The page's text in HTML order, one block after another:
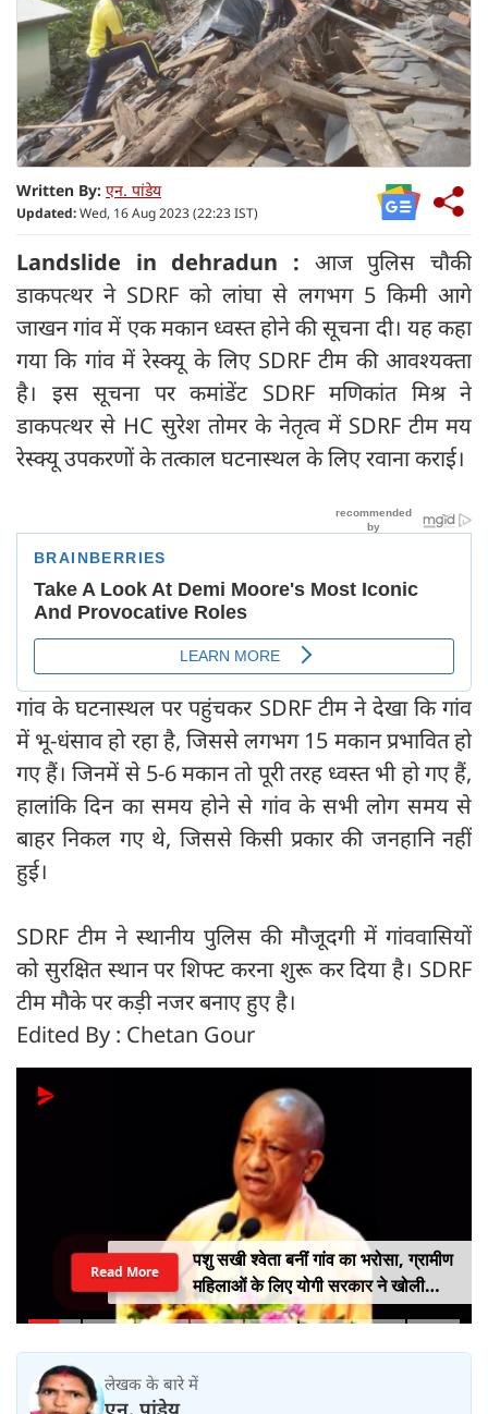
Written By: एन. पांडेय
Updated:Wed, 16 Aug 2023 (22:23 IST)
Landslide in dehradun : आज पुलिस चौकी
डाकपत्थर ने SDRF को लांघा से लगभग 5 किमी आगे
जाखन गांव में एक मकान ध्वस्त होने की सूचना दी। यह कहा
गया कि गांव में रेस्क्यू के लिए SDRF टीम की आवश्यक्ता
है। इस सूचना पर कमांडेंट SDRF मणिकांत मिश्र ने
डाकपत्थर से HC सुरेश तोमर के नेतृत्व में SDRF टीम मय
रेस्क्यू उपकरणों के तत्काल घटनास्थल के लिए रवाना कराई।
गांव के घटनास्थल पर पहुंचकर SDRF टीम ने देखा कि गांव
में भू-धंसाव हो रहा है, जिससे लगभग 15 मकान प्रभावित हो
गए हैं। जिनमें से 5-6 मकान तो पूरी तरह ध्वस्त भी हो गए हैं,
हालांकि दिन का समय होने से गांव के सभी लोग समय से
बाहर निकल गए थे, जिससे किसी प्रकार की जनहानि नहीं
हुई।
SDRF टीम ने स्थानीय पुलिस की मौजूदगी में गांववासियों
को सुरक्षित स्थान पर शिफ्ट करना शुरू कर दिया है। SDRF
टीम मौके पर कड़ी नजर बनाए हुए है।
Edited By : Chetan Gour
पशु सखी श्वेता बनीं गांव का भरोसा, ग्रामीण
महिलाओं के लिए योगी सरकार ने खोली
आत्मनिर्भरता की राह
Read More
लेखक के बारे में